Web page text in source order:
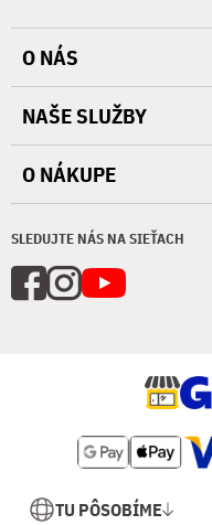
SLEDUJTE NÁS NA SIEŤACH
O NÁS
NAŠE SLUŽBY
O NÁKUPE
TU PÔSOBÍME